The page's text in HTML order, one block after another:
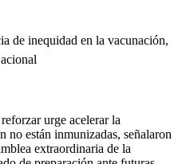
de inequidad en la vacunación,
urge acelerar la
no están inmunizadas, señalaron
extraordinaria de la